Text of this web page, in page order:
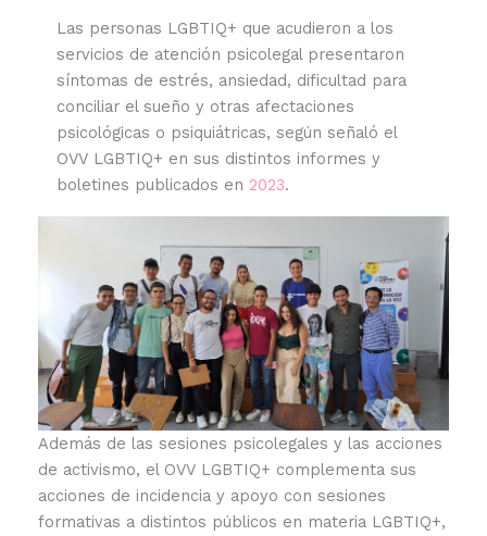
Las personas LGBTIQ+ que acudieron a los
servicios de atención psicolegal presentaron
síntomas de estrés, ansiedad, dificultad para
conciliar el sueño y otras afectaciones
psicológicas o psiquiátricas, según señaló el
OVV LGBTIQ+ en sus distintos informes y
boletines publicados en 2023.
Además de las sesiones psicolegales y las acciones
de activismo, el OVV LGBTIQ+ complementa sus
acciones de incidencia y apoyo con sesiones
formativas a distintos públicos en materia LGBTIQ+,